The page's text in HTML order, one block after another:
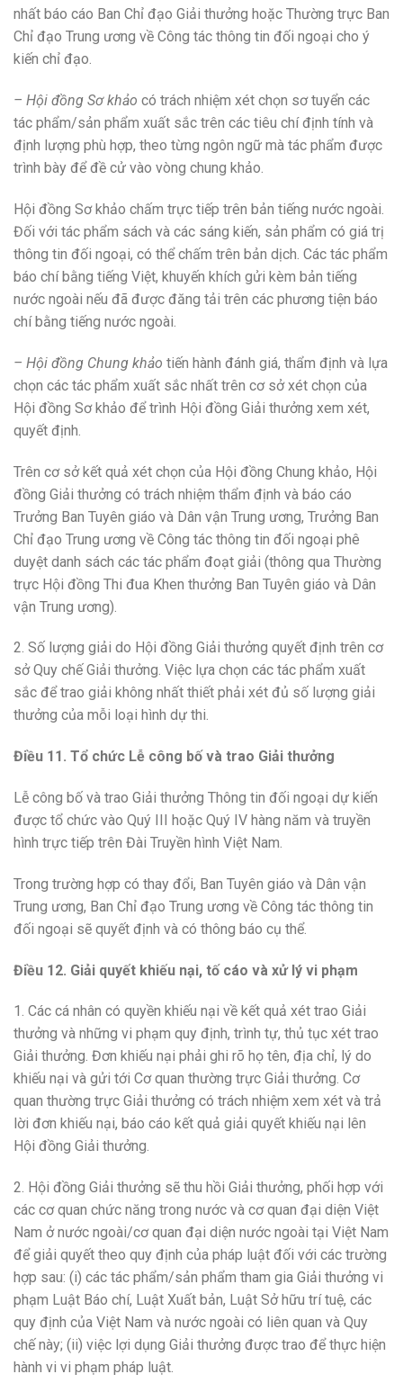
nhất báo cáo Ban Chỉ đạo Giải thưởng hoặc Thường trực Ban
Chỉ đạo Trung ương về Công tác thông tin đối ngoại cho ý
kiến chỉ đạo.
– Hội đồng Sơ khảo có trách nhiệm xét chọn sơ tuyển các
tác phẩm/sản phẩm xuất sắc trên các tiêu chí định tính và
định lượng phù hợp, theo từng ngôn ngữ mà tác phẩm được
trình bày để đề cử vào vòng chung khảo.
Hội đồng Sơ khảo chấm trực tiếp trên bản tiếng nước ngoài.
Đối với tác phẩm sách và các sáng kiến, sản phẩm có giá trị
thông tin đối ngoại, có thể chấm trên bản dịch. Các tác phẩm
báo chí bằng tiếng Việt, khuyến khích gửi kèm bản tiếng
nước ngoài nếu đã được đăng tải trên các phương tiện báo
chí bằng tiếng nước ngoài.
– Hội đồng Chung khảo tiến hành đánh giá, thẩm định và lựa
chọn các tác phẩm xuất sắc nhất trên cơ sở xét chọn của
Hội đồng Sơ khảo để trình Hội đồng Giải thưởng xem xét,
quyết định.
Trên cơ sở kết quả xét chọn của Hội đồng Chung khảo, Hội
đồng Giải thưởng có trách nhiệm thẩm định và báo cáo
Trưởng Ban Tuyên giáo và Dân vận Trung ương, Trưởng Ban
Chỉ đạo Trung ương về Công tác thông tin đối ngoại phê
duyệt danh sách các tác phẩm đoạt giải (thông qua Thường
trực Hội đồng Thi đua Khen thưởng Ban Tuyên giáo và Dân
vận Trung ương).
2. Số lượng giải do Hội đồng Giải thưởng quyết định trên cơ
sở Quy chế Giải thưởng. Việc lựa chọn các tác phẩm xuất
sắc để trao giải không nhất thiết phải xét đủ số lượng giải
thưởng của mỗi loại hình dự thi.
Điều 11. Tổ chức Lễ công bố và trao Giải thưởng
Lễ công bố và trao Giải thưởng Thông tin đối ngoại dự kiến
được tổ chức vào Quý III hoặc Quý IV hàng năm và truyền
hình trực tiếp trên Đài Truyền hình Việt Nam.
Trong trường hợp có thay đổi, Ban Tuyên giáo và Dân vận
Trung ương, Ban Chỉ đạo Trung ương về Công tác thông tin
đối ngoại sẽ quyết định và có thông báo cụ thể.
Điều 12. Giải quyết khiếu nại, tố cáo và xử lý vi phạm
1. Các cá nhân có quyền khiếu nại về kết quả xét trao Giải
thưởng và những vi phạm quy định, trình tự, thủ tục xét trao
Giải thưởng. Đơn khiếu nại phải ghi rõ họ tên, địa chỉ, lý do
khiếu nại và gửi tới Cơ quan thường trực Giải thưởng. Cơ
quan thường trực Giải thưởng có trách nhiệm xem xét và trả
lời đơn khiếu nại, báo cáo kết quả giải quyết khiếu nại lên
Hội đồng Giải thưởng.
2. Hội đồng Giải thưởng sẽ thu hồi Giải thưởng, phối hợp với
các cơ quan chức năng trong nước và cơ quan đại diện Việt
Nam ở nước ngoài/cơ quan đại diện nước ngoài tại Việt Nam
để giải quyết theo quy định của pháp luật đối với các trường
hợp sau: (i) các tác phẩm/sản phẩm tham gia Giải thưởng vi
phạm Luật Báo chí, Luật Xuất bản, Luật Sở hữu trí tuệ, các
quy định của Việt Nam và nước ngoài có liên quan và Quy
chế này; (ii) việc lợi dụng Giải thưởng được trao để thực hiện
hành vi vi phạm pháp luật.